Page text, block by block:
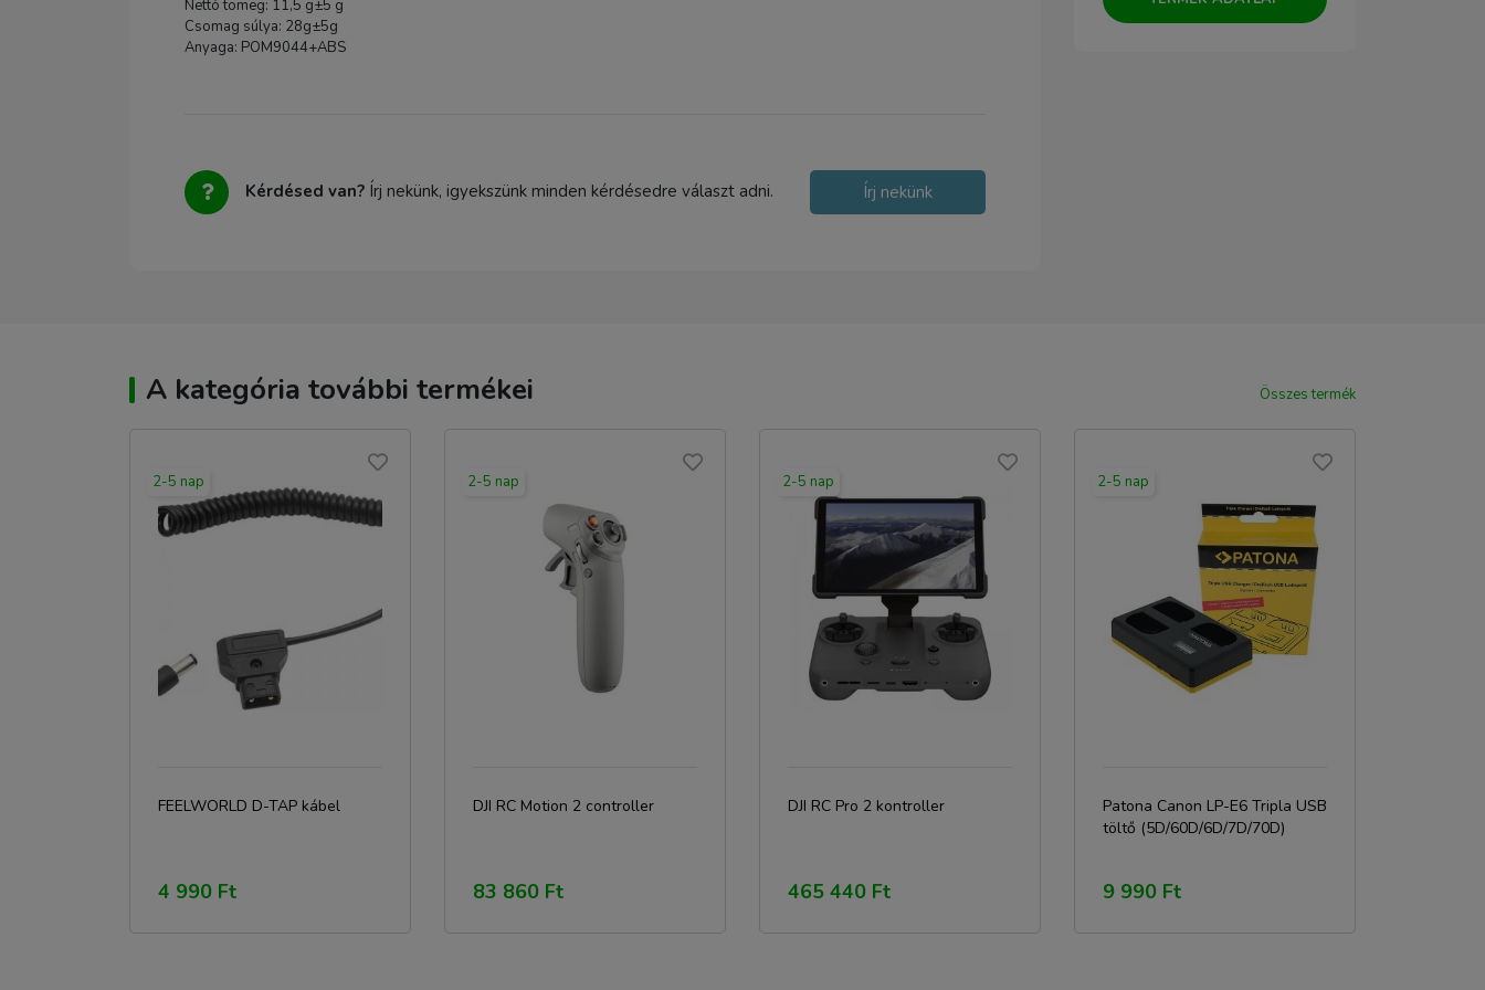
Nettó tömeg: 11,5 g±5 g
Csomag súlya: 28g±5g
Anyaga: POM9044+ABS
Kérdésed van? Írj nekünk, igyekszünk minden kérdésedre választ adni. Írj nekünk
A kategória további termékei Összes termék
2-5 nap
FEELWORLD D-TAP kábel
4 990 Ft
2-5 nap
DJI RC Motion 2 controller
83 860 Ft
2-5 nap
DJI RC Pro 2 kontroller
465 440 Ft
2-5 nap
Patona Canon LP-E6 Tripla USB
töltő (5D/60D/6D/7D/70D)
9 990 Ft